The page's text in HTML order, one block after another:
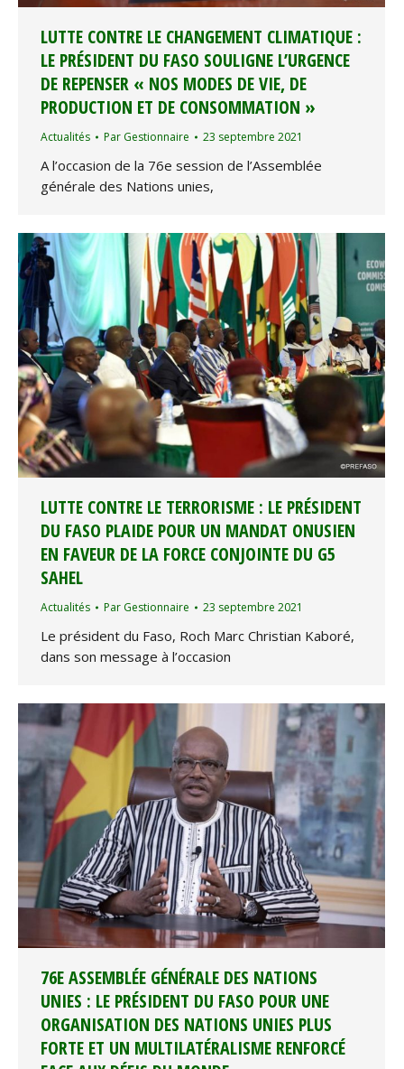
LUTTE CONTRE LE CHANGEMENT CLIMATIQUE :
LE PRÉSIDENT DU FASO SOULIGNE L’URGENCE
DE REPENSER « NOS MODES DE VIE, DE
PRODUCTION ET DE CONSOMMATION »
Actualités Par Gestionnaire 23 septembre 2021
A l’occasion de la 76e session de l’Assemblée
générale des Nations unies,
LUTTE CONTRE LE TERRORISME : LE PRÉSIDENT
DU FASO PLAIDE POUR UN MANDAT ONUSIEN
EN FAVEUR DE LA FORCE CONJOINTE DU G5
SAHEL
Actualités Par Gestionnaire 23 septembre 2021
Le président du Faso, Roch Marc Christian Kaboré,
dans son message à l’occasion
76E ASSEMBLÉE GÉNÉRALE DES NATIONS
UNIES : LE PRÉSIDENT DU FASO POUR UNE
ORGANISATION DES NATIONS UNIES PLUS
FORTE ET UN MULTILATÉRALISME RENFORCÉ